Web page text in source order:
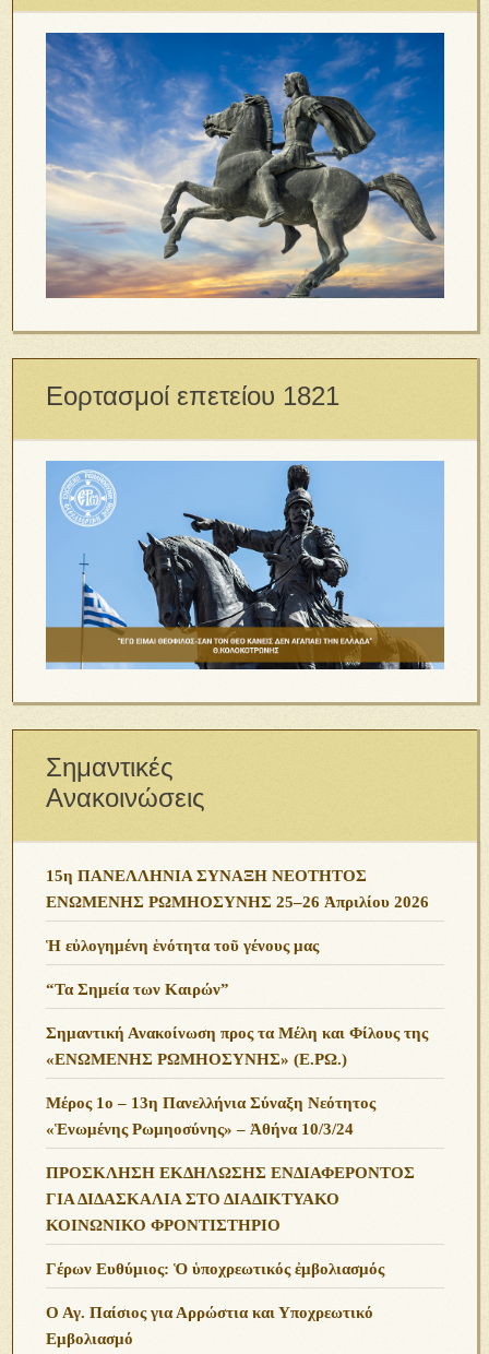
Εορτασμοί επετείου 1821
Σημαντικές
Ανακοινώσεις
15η ΠΑΝΕΛΛΗΝΙΑ ΣΥΝΑΞΗ ΝΕΟΤΗΤΟΣ
ΕΝΩΜΕΝΗΣ ΡΩΜΗΟΣΥΝΗΣ 25–26 Ἀπριλίου 2026
Ἡ εὐλογημένη ἑνότητα τοῦ γένους μας
“Τα Σημεία των Καιρών”
Σημαντική Ανακοίνωση προς τα Μέλη και Φίλους της
«ΕΝΩΜΕΝΗΣ ΡΩΜΗΟΣΥΝΗΣ» (Ε.ΡΩ.)
Μέρος 1ο – 13η Πανελλήνια Σύναξη Νεότητος
«Ἑνωμένης Ρωμηοσύνης» – Ἀθήνα 10/3/24
ΠΡΟΣΚΛΗΣΗ ΕΚΔΗΛΩΣΗΣ ΕΝΔΙΑΦΕΡΟΝΤΟΣ
ΓΙΑ ΔΙΔΑΣΚΑΛΙΑ ΣΤΟ ΔΙΑΔΙΚΤΥΑΚΟ
ΚΟΙΝΩΝΙΚΟ ΦΡΟΝΤΙΣΤΗΡΙΟ
Γέρων Ευθύμιος: Ὁ ὑποχρεωτικός ἐμβολιασμός
Ο Αγ. Παίσιος για Αρρώστια και Υποχρεωτικό
Εμβολιασμό